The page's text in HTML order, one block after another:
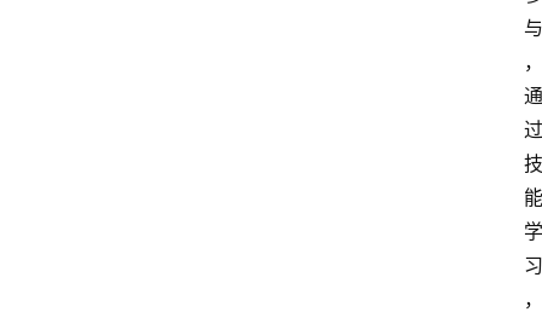
与
，
通
过
技
能
学
习
，